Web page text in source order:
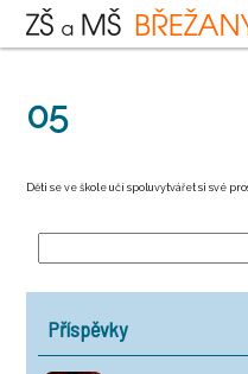
05
Děti se ve škole učí spoluvytvářet si své
Příspěvky